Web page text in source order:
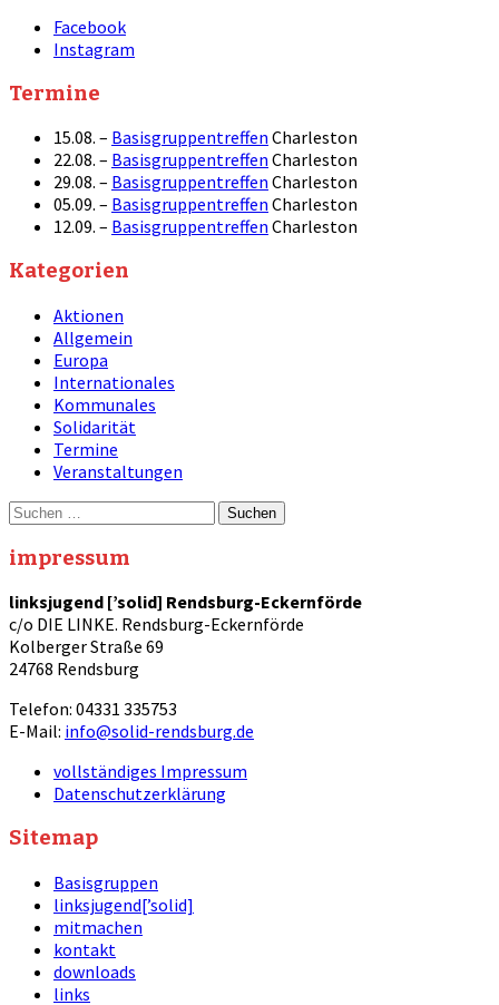
Facebook
Instagram
Termine
15.08. – Basisgruppentreffen Charleston
22.08. – Basisgruppentreffen Charleston
29.08. – Basisgruppentreffen Charleston
05.09. – Basisgruppentreffen Charleston
12.09. – Basisgruppentreffen Charleston
Kategorien
Aktionen
Allgemein
Europa
Internationales
Kommunales
Solidarität
Termine
Veranstaltungen
Suche
nach:
impressum
linksjugend [’solid] Rendsburg-Eckernförde
c/o DIE LINKE. Rendsburg-Eckernförde
Kolberger Straße 69
24768 Rendsburg
Telefon: 04331 335753
E-Mail: info@solid-rendsburg.de
vollständiges Impressum
Datenschutzerklärung
Sitemap
Basisgruppen
linksjugend[’solid]
mitmachen
kontakt
downloads
links